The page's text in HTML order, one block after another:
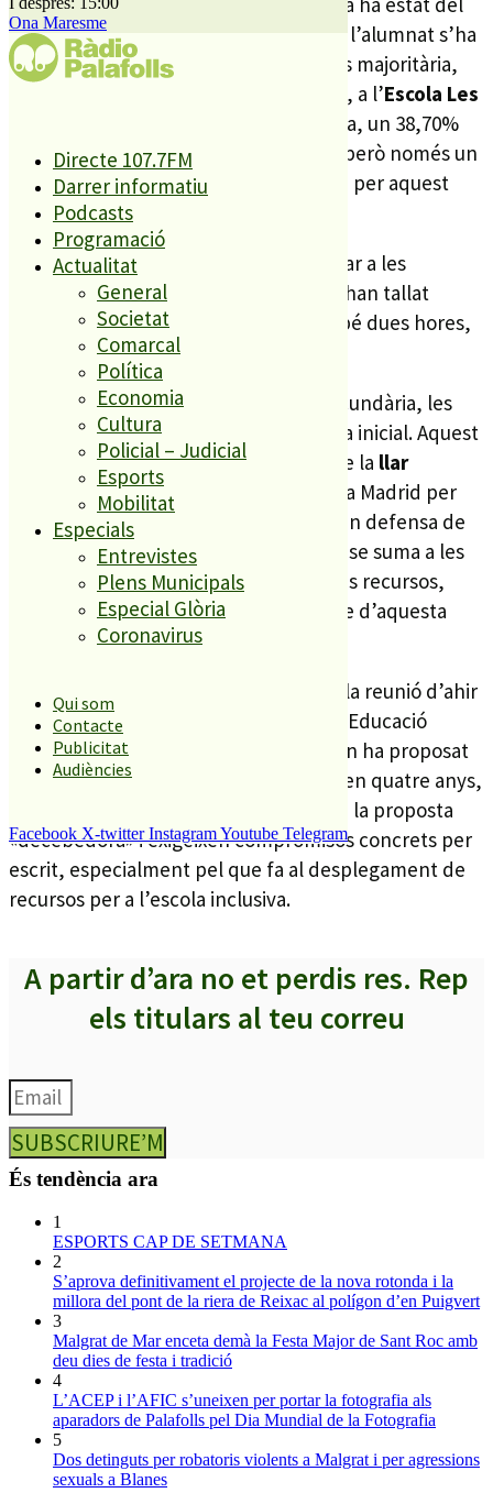
Ona Maresme
Directe 107.7FM
Darrer informatiu
Podcasts
Programació
Actualitat
General
Societat
Comarcal
Política
Economia
Cultura
Policial – Judicial
Esports
Mobilitat
Especials
Entrevistes
Plens Municipals
Especial Glòria
Coronavirus
Qui som
Contacte
Publicitat
Audiències
Facebook X-twitter InstagramYoutube Telegram
12% entre el professorat, mentre que l’alumnat s’ha
sumat a la protesta de forma molt més majoritària,
amb un 60% de seguiment. Per contra, a l’Escola Les
, la situació ha estat la inversa, un 38,70%
dels mestres han secundat l’aturada, però només un
3,57% dels alumnes han faltat a classe per aquest
motiu.
La jornada de vaga també s’ha fet notar a les
carreteres de la comarca. Els docents han tallat
l’autopista C-32 a Mataró durant gairebé dues hores,
provocant cues quilomètriques.
Més enllà de les aules de primària i secundària, les
reivindicacions també arriben a l’etapa inicial. Aquest
passat cap de setmana, educadores de la llar
d’infants de Palafolls
van viatjar fins a Madrid per
participar en la manifestació general en defensa de
l’educació de 0 a 3 anys. Aquesta acció se suma a les
demandes del sector per reclamar més recursos,
millors ràtios i un reconeixement digne d’aquesta
etapa educativa.
Les protestes continuen després que la reunió d’ahir
entre els sindicats i el Departament d’Educació
acabés sense acord. Tot i que el Govern ha proposat
un increment salarial d’uns 355 euros en quatre anys,
els sindicats com la USTEC consideren la proposta
«decebedora» i exigeixen compromisos concrets per
escrit, especialment pel que fa al desplegament de
recursos per a l’escola inclusiva.
A partir d’ara no et perdis res. Rep
els titulars al teu correu
SUBSCRIURE’M
És tendència ara
1
ESPORTS CAP DE SETMANA
2
S’aprova definitivament el projecte de la nova rotonda i la
millora del pont de la riera de Reixac al polígon d’en Puigvert
3
Malgrat de Mar enceta demà la Festa Major de Sant Roc amb
deu dies de festa i tradició
4
L’ACEP i l’AFIC s’uneixen per portar la fotografia als
aparadors de Palafolls pel Dia Mundial de la Fotografia
5
Dos detinguts per robatoris violents a Malgrat i per agressions
sexuals a Blanes